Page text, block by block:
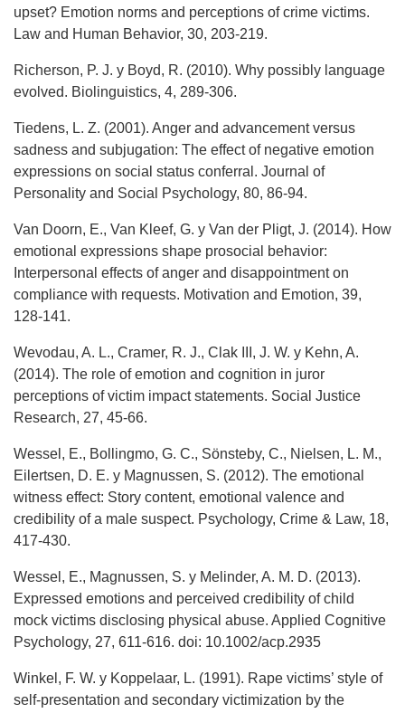
upset? Emotion norms and perceptions of crime victims.
Law and Human Behavior, 30, 203-219.
Richerson, P. J. y Boyd, R. (2010). Why possibly language
evolved. Biolinguistics, 4, 289-306.
Tiedens, L. Z. (2001). Anger and advancement versus
sadness and subjugation: The effect of negative emotion
expressions on social status conferral. Journal of
Personality and Social Psychology, 80, 86-94.
Van Doorn, E., Van Kleef, G. y Van der Pligt, J. (2014). How
emotional expressions shape prosocial behavior:
Interpersonal effects of anger and disappointment on
compliance with requests. Motivation and Emotion, 39,
128-141.
Wevodau, A. L., Cramer, R. J., Clak III, J. W. y Kehn, A.
(2014). The role of emotion and cognition in juror
perceptions of victim impact statements. Social Justice
Research, 27, 45-66.
Wessel, E., Bollingmo, G. C., Sönsteby, C., Nielsen, L. M.,
Eilertsen, D. E. y Magnussen, S. (2012). The emotional
witness effect: Story content, emotional valence and
credibility of a male suspect. Psychology, Crime & Law, 18,
417-430.
Wessel, E., Magnussen, S. y Melinder, A. M. D. (2013).
Expressed emotions and perceived credibility of child
mock victims disclosing physical abuse. Applied Cognitive
Psychology, 27, 611-616. doi: 10.1002/acp.2935
Winkel, F. W. y Koppelaar, L. (1991). Rape victims’ style of
self-presentation and secondary victimization by the